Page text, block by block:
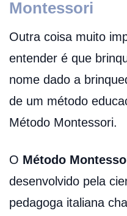
Montessori
Outra coisa muito
entender é que
nome dado a
de um método
Método Montessori.
O Método
desenvolvido pela
pedagoga italiana